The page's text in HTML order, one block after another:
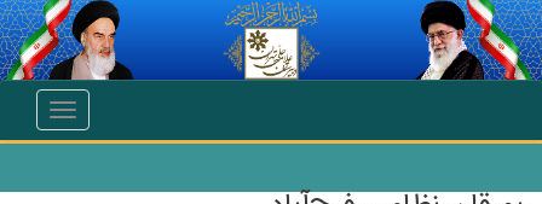
انتقال به محتوای اصلی
Toggle